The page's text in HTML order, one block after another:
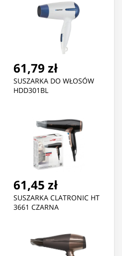
61,79 zł
SUSZARKA DO WŁOSÓW
HDD301BL
61,45 zł
SUSZARKA CLATRONIC HT
3661 CZARNA